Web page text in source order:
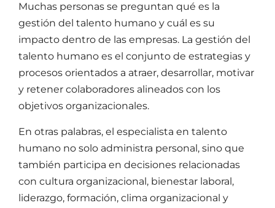
Muchas personas se preguntan qué es la
gestión del talento humano y cuál es su
impacto dentro de las empresas. La gestión del
talento humano es el conjunto de estrategias y
procesos orientados a atraer, desarrollar, motivar
y retener colaboradores alineados con los
objetivos organizacionales.
En otras palabras, el especialista en talento
humano no solo administra personal, sino que
también participa en decisiones relacionadas
con cultura organizacional, bienestar laboral,
liderazgo, formación, clima organizacional y